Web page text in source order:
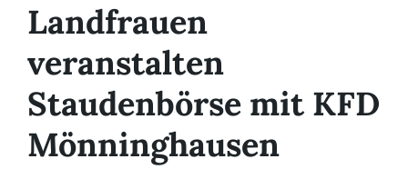
Landfrauen
veranstalten
Staudenbörse mit KFD
Mönninghausen